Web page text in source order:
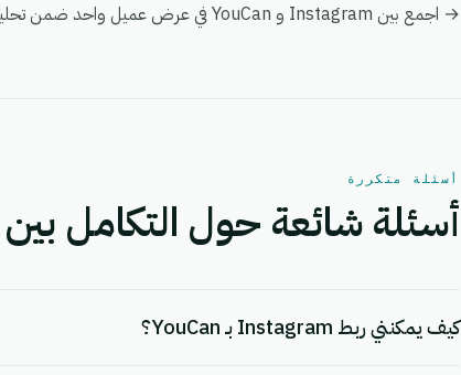
→ اجمع بين Instagram و YouCan في عرض عميل واحد ضمن تحليلات eGrow لتبقى التقارير موحدة.
أسئلة متكررة
أسئلة شائعة حول التكامل بين Instagram و YouCan.
كيف يمكنني ربط Instagram بـ YouCan؟